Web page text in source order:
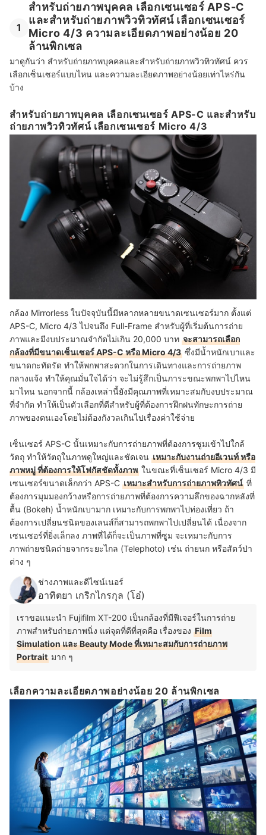
1
สำหรับถ่ายภาพบุคคล เลือกเซนเซอร์ APS-C
และสำหรับถ่ายภาพวิวทิวทัศน์ เลือกเซนเซอร์
Micro 4/3 ความละเอียดภาพอย่างน้อย 20
ล้านพิกเซล
มาดูกันว่า สำหรับถ่ายภาพบุคคลและสำหรับถ่ายภาพวิวทิวทัศน์ ควร
เลือกเซ็นเซอร์แบบไหน และความละเอียดภาพอย่างน้อยเท่าไหร่กัน
บ้าง
สำหรับถ่ายภาพบุคคล เลือกเซนเซอร์ APS-C และสำหรับ
ถ่ายภาพวิวทิวทัศน์ เลือกเซนเซอร์ Micro 4/3
กล้อง Mirrorless ในปัจจุบันนี้มีหลากหลายขนาดเซนเซอร์มาก ตั้งแต่
APS-C, Micro 4/3 ไปจนถึง Full-Frame สำหรับผู้ที่เริ่มต้นการถ่าย
ภาพและมีงบประมาณจำกัดไม่เกิน 20,000 บาท จะสามารถเลือก
กล้องที่มีขนาดเซ็นเซอร์ APS-C หรือ Micro 4/3 ซึ่งมีน้ำหนักเบาและ
ขนาดกะทัดรัด ทำให้พกพาสะดวกในการเดินทางและการถ่ายภาพ
กลางแจ้ง ทำให้คุณมั่นใจได้ว่า จะไม่รู้สึกเป็นภาระขณะพกพาไปไหน
มาไหน นอกจากนี้ กล้องเหล่านี้ยังมีคุณภาพที่เหมาะสมกับงบประมาณ
ที่จำกัด ทำให้เป็นตัวเลือกที่ดีสำหรับผู้ที่ต้องการฝึกฝนทักษะการถ่าย
ภาพของตนเองโดยไม่ต้องกังวลเกินไปเรื่องค่าใช้จ่าย
เซ็นเซอร์ APS-C นั้นเหมาะกับการถ่ายภาพที่ต้องการซูมเข้าไปใกล้
วัตถุ ทำให้วัตถุในภาพดูใหญ่และชัดเจน เหมาะกับงานถ่ายอีเวนท์ หรือ
ภาพหมู่ ที่ต้องการให้โฟกัสชัดทั้งภาพ ในขณะที่เซ็นเซอร์ Micro 4/3 มี
เซนเซอร์ขนาดเล็กกว่า APS-C เหมาะสำหรับการถ่ายภาพทิวทัศน์ ที่
ต้องการมุมมองกว้างหรือการถ่ายภาพที่ต้องการความลึกของฉากหลังที่
ตื้น (Bokeh) น้ำหนักเบามาก เหมาะกับการพกพาไปท่องเที่ยว ถ้า
ต้องการเปลี่ยนชนิดของเลนส์ก็สามารถพกพาไปเปลี่ยนได้ เนื่องจาก
เซนเซอร์ที่ยิ่งเล็กลง ภาพที่ได้ก็จะเป็นภาพที่ซูม จะเหมาะกับการ
ภาพถ่ายชนิดถ่ายจากระยะไกล (Telephoto) เช่น ถ่ายนก หรือสัตว์ป่า
ต่าง ๆ
ช่างภาพและดีไซน์เนอร์
อาทิตยา เกริกไกรกุล (โอ๋)
เราขอแนะนำ Fujifilm XT-200 เป็นกล้องที่มีฟีเจอร์ในการถ่าย
ภาพสำหรับถ่ายภาพนิ่ง แต่จุดที่ดีที่สุดคือ เรื่องของ Film
Simulation และ Beauty Mode ที่เหมาะสมกับการถ่ายภาพ
Portrait มาก ๆ
เลือกความละเอียดภาพอย่างน้อย 20 ล้านพิกเซล